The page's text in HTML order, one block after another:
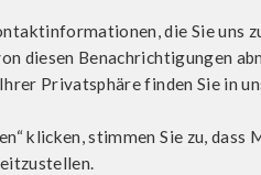
die Sie uns
diesen Benachrichtigungen
Privatsphäre finden Sie in
klicken, stimmen Sie zu,